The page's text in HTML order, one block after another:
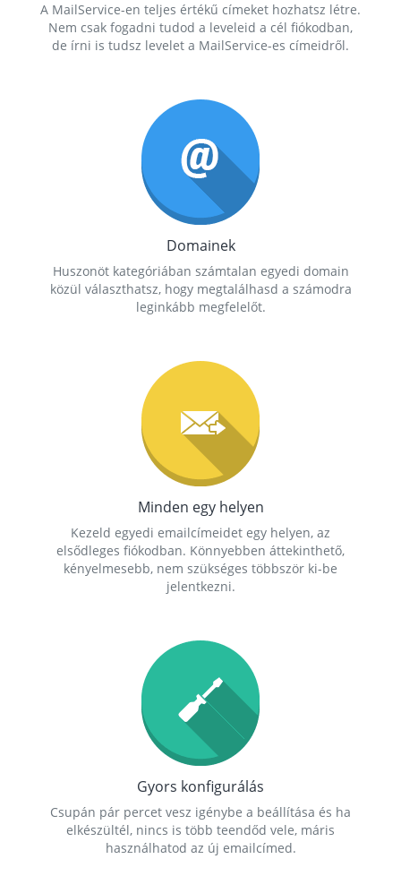
A MailService-en teljes értékű címeket hozhatsz létre.
Nem csak fogadni tudod a leveleid a cél fiókodban,
de írni is tudsz levelet a MailService-es címeidről.
Domainek
Huszonöt kategóriában számtalan egyedi domain
közül választhatsz, hogy megtalálhasd a számodra
leginkább megfelelőt.
Minden egy helyen
Kezeld egyedi emailcímeidet egy helyen, az
elsődleges fiókodban. Könnyebben áttekinthető,
kényelmesebb, nem szükséges többször ki-be
jelentkezni.
Gyors konfigurálás
Csupán pár percet vesz igénybe a beállítása és ha
elkészültél, nincs is több teendőd vele, máris
használhatod az új emailcímed.